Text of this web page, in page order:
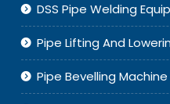
DSS Pipe Welding
Pipe Lifting And
Pipe Bevelling